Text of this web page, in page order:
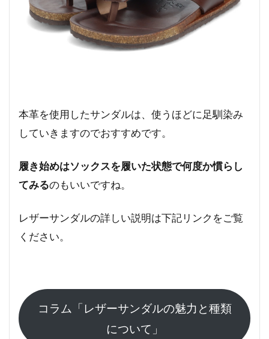
本革を使用したサンダルは、使うほどに足馴染み
していきますのでおすすめです。
履き始めはソックスを履いた状態で何度か慣らし
てみるのもいいですね。
レザーサンダルの詳しい説明は下記リンクをご覧
ください。
コラム「レザーサンダルの魅力と種類
について」